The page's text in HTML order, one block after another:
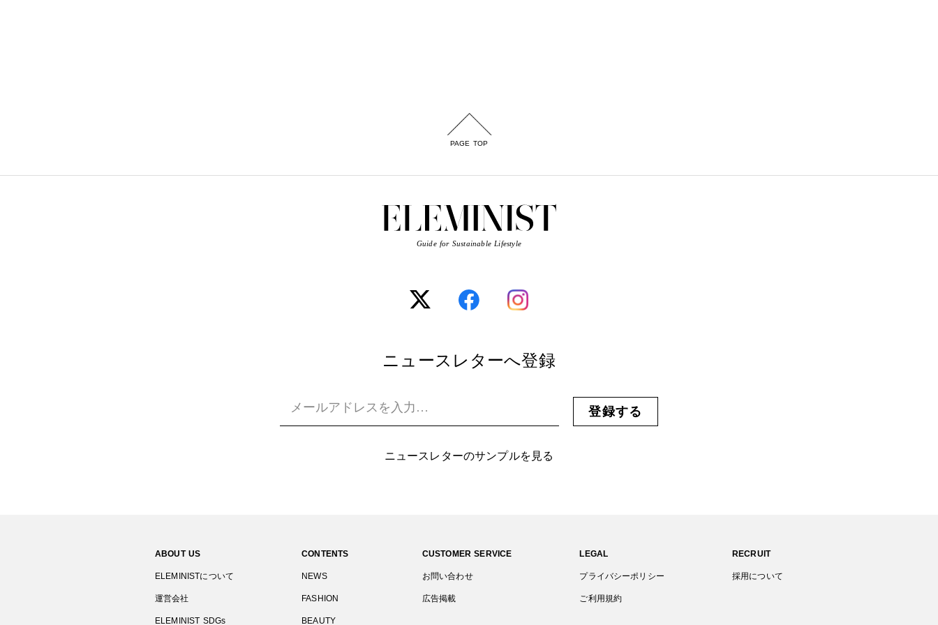
PAGE TOP
Guide for Sustainable Lifestyle
ニュースレターへ登録
登録する
ニュースレターのサンプルを見る
ABOUT US
ELEMINISTについて
運営会社
ELEMINIST SDGs
CONTENTS
NEWS
FASHION
BEAUTY
CUSTOMER SERVICE
お問い合わせ
広告掲載
LEGAL
プライバシーポリシー
ご利用規約
RECRUIT
採用について